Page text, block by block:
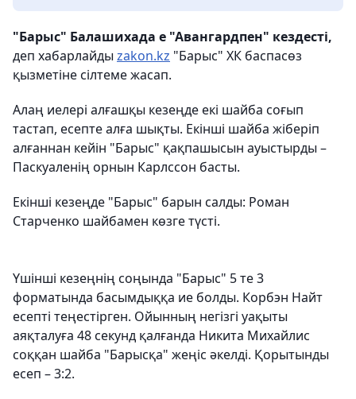
"Барыс" Балашихада е "Авангардпен" кездесті,
деп хабарлайды zakon.kz "Барыс" ХК баспасөз
қызметіне сілтеме жасап.
Алаң иелері алғашқы кезеңде екі шайба соғып
тастап, есепте алға шықты. Екінші шайба жіберіп
алғаннан кейін "Барыс" қақпашысын ауыстырды –
Паскуаленің орнын Карлссон басты.
Екінші кезеңде "Барыс" барын салды: Роман
Старченко шайбамен көзге түсті.
Үшінші кезеңнің соңында "Барыс" 5 те 3
форматында басымдыққа ие болды. Корбэн Найт
есепті теңестірген. Ойынның негізгі уақыты
аяқталуға 48 секунд қалғанда Никита Михайлис
соққан шайба "Барысқа" жеңіс әкелді. Қорытынды
есеп – 3:2.